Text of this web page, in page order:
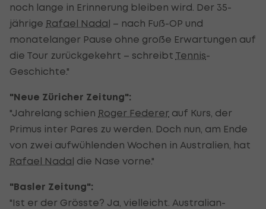
noch lange in Erinnerung bleiben wird. Der 35-
jährige Rafael Nadal – nach Fuß-OP und
monatelanger Pause ohne große Erwartungen auf
die Tour zurückgekehrt – schreibt Tennis-
Geschichte."
"Neue Züricher Zeitung":
"Jahrelang schien Roger Federer auf Kurs, der
Primus inter Pares zu werden. Doch nun, am Ende
von zwei aufwühlenden Wochen in Australien, hat
Rafael Nadal die Nase vorne."
"Basler Zeitung":
"Ist er der Grösste? Ja, vielleicht. Australian-